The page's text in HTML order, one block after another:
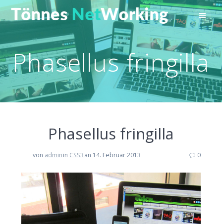
Zum
Inhalt
springen
Phasellus fringilla
Phasellus fringilla
von adminin CSS3an 14. Februar 2013 0